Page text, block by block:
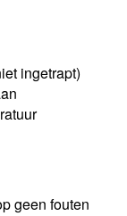
ingetrapt)
geen fouten